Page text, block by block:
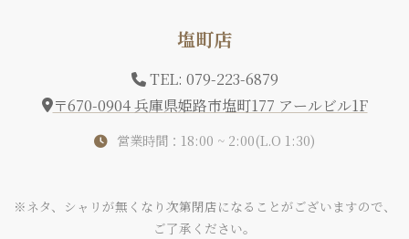
塩町店
TEL: 079-223-6879
〒670-0904 兵庫県姫路市塩町177 アールビル1F
営業時間：18:00 ~ 2:00(L.O 1:30)
※ネタ、シャリが無くなり次第閉店になることがございますので、
ご了承ください。